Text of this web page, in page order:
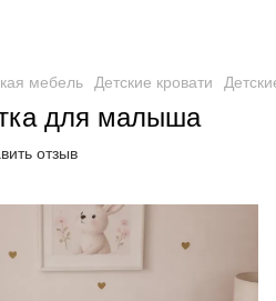
мебель Детские кровати
для малыша
отзыв